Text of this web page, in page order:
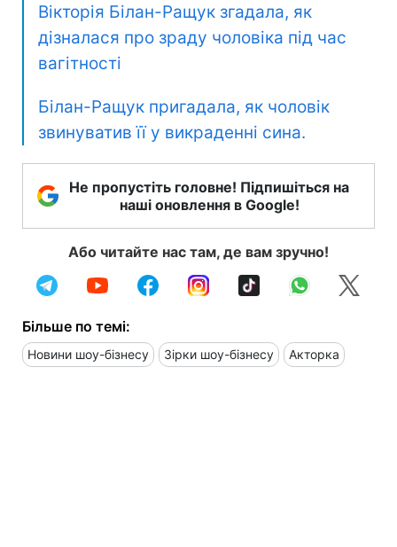
Вікторія Білан-Ращук згадала, як
дізналася про зраду чоловіка під час
вагітності
Білан-Ращук пригадала, як чоловік
звинуватив її у викраденні сина.
Не пропустіть головне! Підпишіться на
наші оновлення в Google!
Або читайте нас там, де вам зручно!
Більше по темі:
Новини шоу-бізнесу Зірки шоу-бізнесу Акторка